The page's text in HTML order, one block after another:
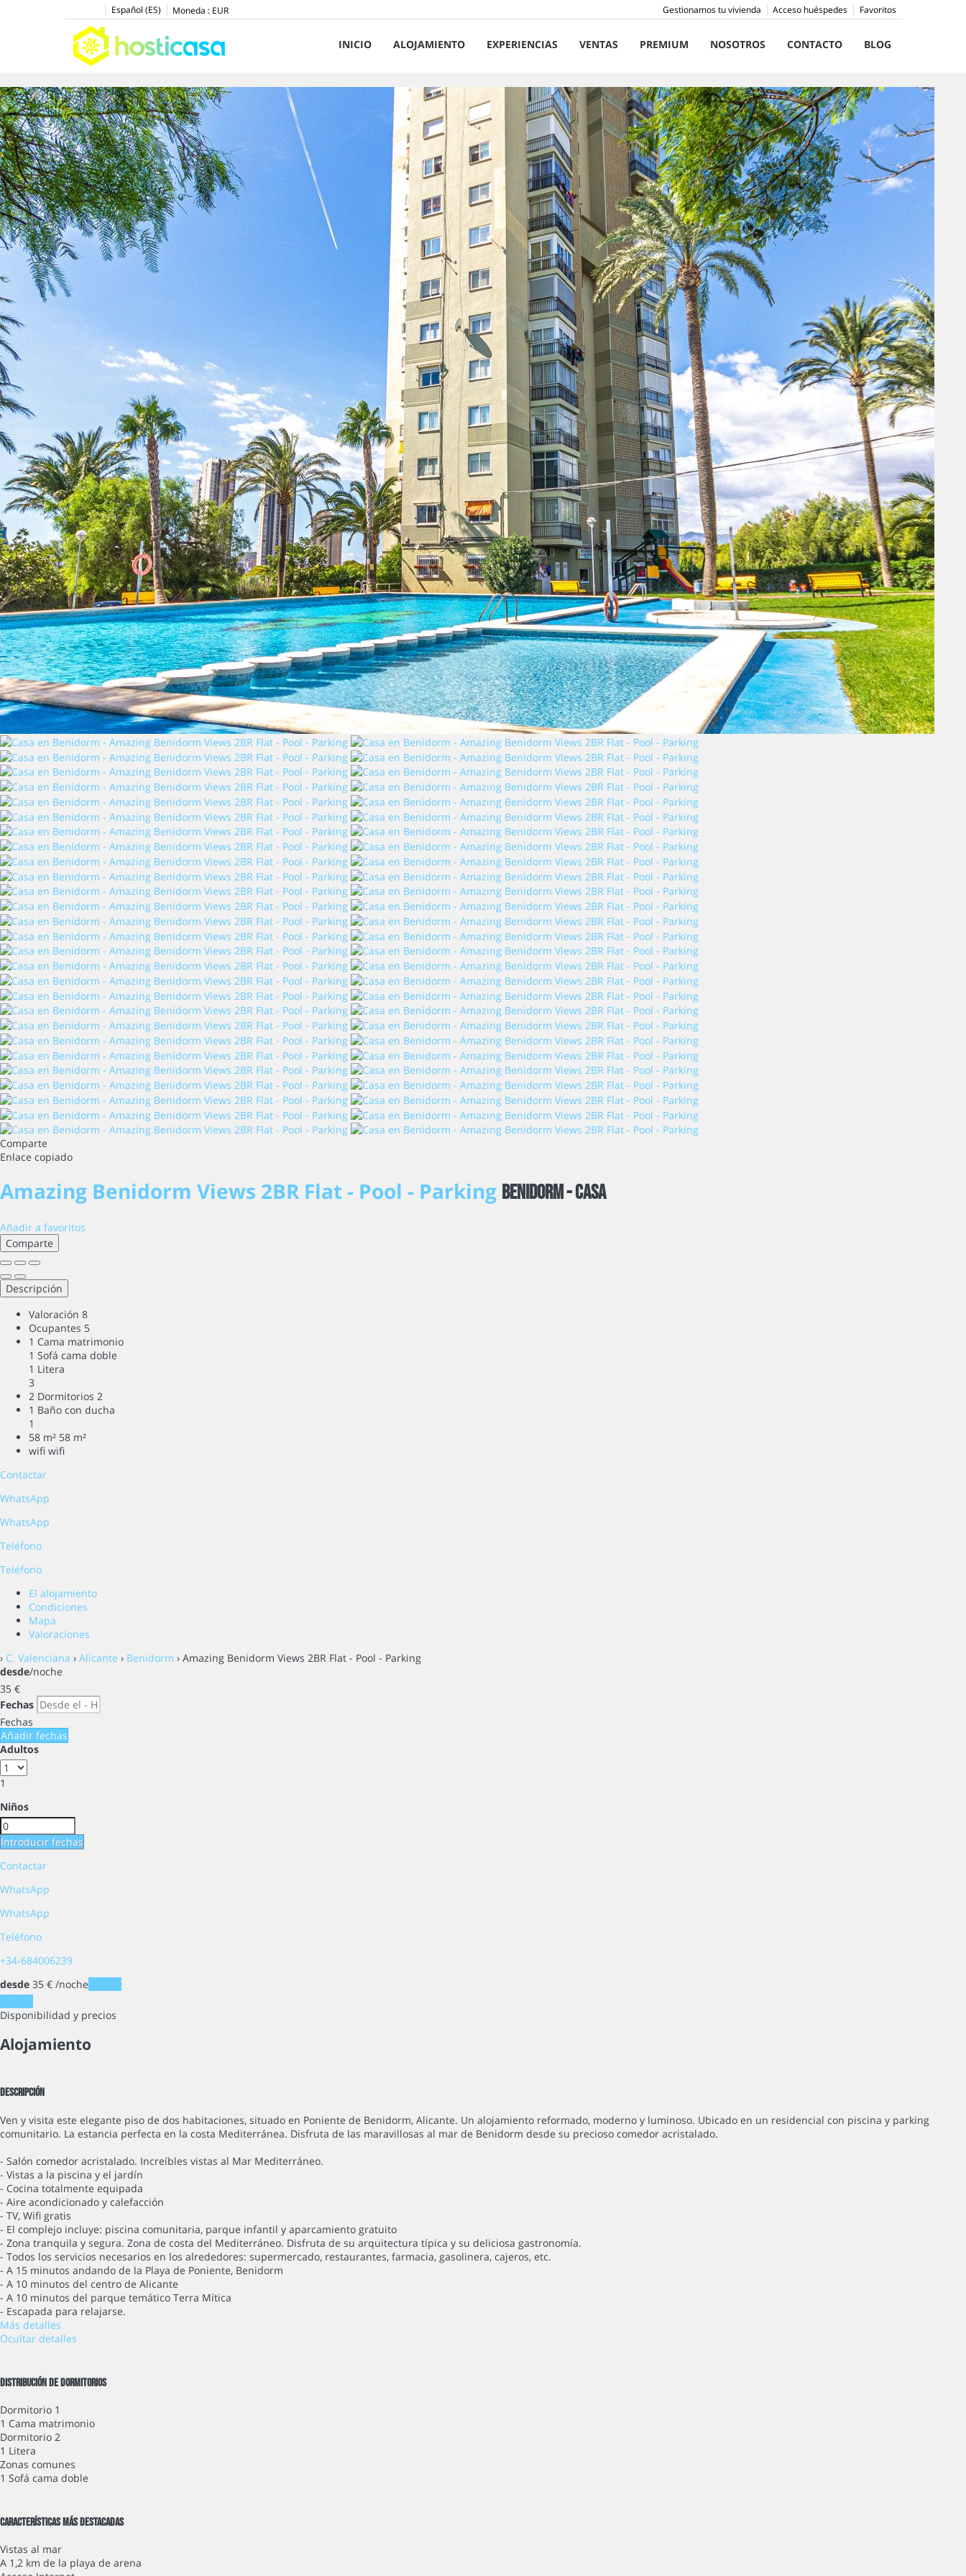
Español (ES) Moneda : EUR Favoritos
Acceso huéspedes
Gestionamos tu vivienda
INICIO ALOJAMIENTO EXPERIENCIAS VENTAS PREMIUM NOSOTROS CONTACTO BLOG
Comparte
Enlace copiado
Amazing Benidorm Views 2BR Flat - Pool - Parking Benidorm -Casa
Añadir a favoritos
Comparte
Descripción
Valoración 8
Ocupantes 5
1 Cama matrimonio
1 Sofá cama doble
1 Litera
3
2 Dormitorios 2
1 Baño con ducha
1
58 m² 58 m²
wifi wifi
Contactar
WhatsApp
WhatsApp
Teléfono
Teléfono
El alojamiento
Condiciones
Mapa
Valoraciones
› C. Valenciana › Alicante › Benidorm › Amazing Benidorm Views 2BR Flat - Pool - Parking
desde/noche
35 €
Fechas
Fechas
Añadir fechas
Adultos
1
Niños
Introducir fechas
Contactar
WhatsApp
WhatsApp
Teléfono
+34-684006239
desde 35 € /noche
Disponibilidad y precios
Alojamiento
Descripción
Ven y visita este elegante piso de dos habitaciones, situado en Poniente de Benidorm, Alicante. Un alojamiento reformado, moderno y luminoso. Ubicado en un residencial con piscina y parking
comunitario. La estancia perfecta en la costa Mediterránea. Disfruta de las maravillosas al mar de Benidorm desde su precioso comedor acristalado.
- Salón comedor acristalado. Increíbles vistas al Mar Mediterráneo.
- Vistas a la piscina y el jardín
- Cocina totalmente equipada
- Aire acondicionado y calefacción
- TV, Wifi gratis
- El complejo incluye: piscina comunitaria, parque infantil y aparcamiento gratuito
- Zona tranquila y segura. Zona de costa del Mediterráneo. Disfruta de su arquitectura típica y su deliciosa gastronomía.
- Todos los servicios necesarios en los alrededores: supermercado, restaurantes, farmacia, gasolinera, cajeros, etc.
- A 15 minutos andando de la Playa de Poniente, Benidorm
- A 10 minutos del centro de Alicante
- A 10 minutos del parque temático Terra Mítica
- Escapada para relajarse.
Más detalles
Ocultar detalles
Distribución de dormitorios
Dormitorio 1
1 Cama matrimonio
Dormitorio 2
1 Litera
Zonas comunes
1 Sofá cama doble
Características más destacadas
Vistas al mar
A 1,2 km de la playa de arena